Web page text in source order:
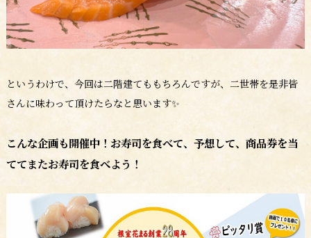
というわけで、今回は二階建てももちろんですが、二世帯を是非皆
さんに味わって頂けたらなと思います✨
こんな企画も開催中！お寿司を食べて、予想して、商品券を当
ててまたお寿司を食べよう！